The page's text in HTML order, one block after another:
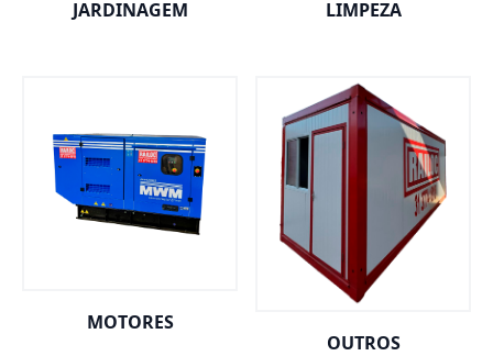
JARDINAGEM LIMPEZA
MOTORES
OUTROS